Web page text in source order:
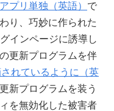
アプリ単独（英語） で
り、巧妙に作られた
インページに誘導し
更新プログラムを伴
れているように（英
新プログラムを装う
を無効化した被害者